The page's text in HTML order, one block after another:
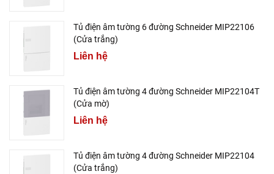
Tủ điện âm tường 6 đường Schneider MIP22106
(Cửa trắng)
Liên hệ
Tủ điện âm tường 4 đường Schneider MIP22104T
(Cửa mờ)
Liên hệ
Tủ điện âm tường 4 đường Schneider MIP22104
(Cửa trắng)